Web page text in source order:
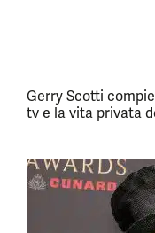
Gerry Scotti
tv e la vita privata